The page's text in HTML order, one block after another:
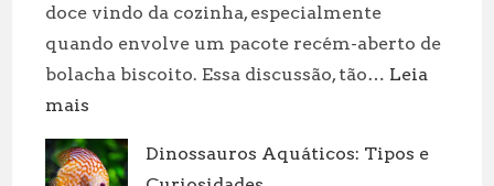
doce vindo da cozinha, especialmente
quando envolve um pacote recém-aberto de
bolacha biscoito. Essa discussão, tão… Leia
mais
Biscoito:Dinossauros Aquáticos: Tipos e